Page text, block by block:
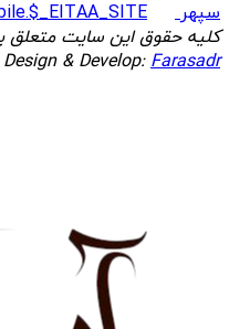
سپهر
کلیه حقوق این سایت متعلق
Design & Develop:Farasadr